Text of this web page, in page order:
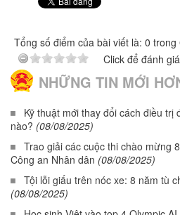
Tổng số điểm của bài viết là: 0 trong
Click để đánh
NHỮNG TIN MỚI
Kỹ thuật mới thay đổi cách điều
nào? (08/08/2025)
Trao giải các cuộc thi chào mừng
Công an Nhân dân (08/08/2025)
Tội lỗi giấu trên nóc xe: 8 năm tù
(08/08/2025)